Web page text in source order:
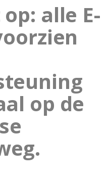
alle E-
op de